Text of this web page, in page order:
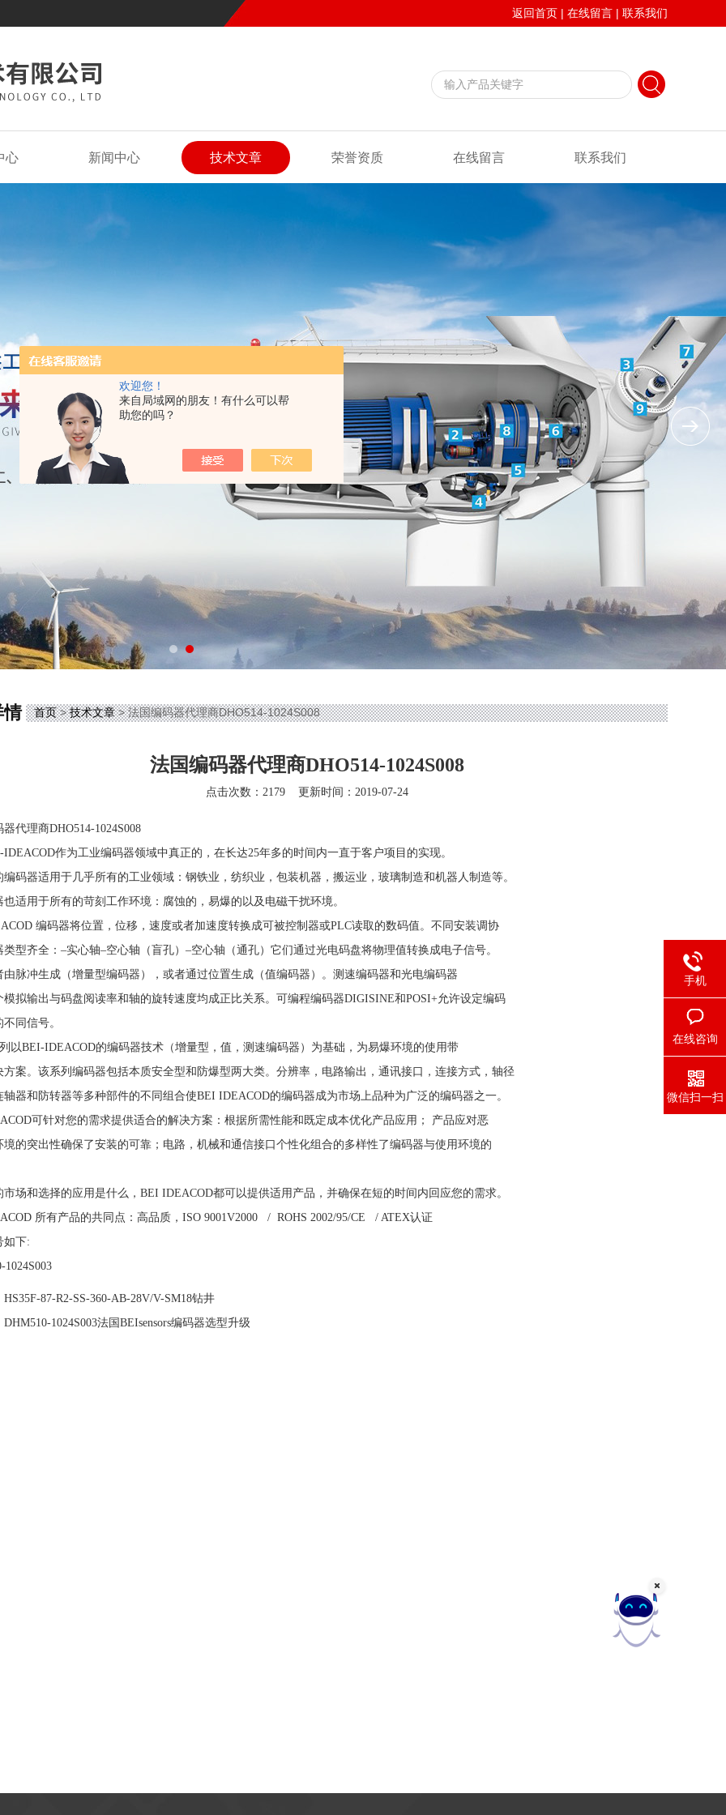
欢迎您！
来自局域网的朋友！有什么可以帮
助您的吗？
返回首页 | 在线留言 | 联系我们
心 新闻中心 技术文章 荣誉资质 在线留言 联系我们
情 首页>技术文章> 法国编码器代理商DHO514-1024S008
法国编码器代理商DHO514-1024S008
点击次数：2179 更新时间：2019-07-24
代理商DHO514-1024S008
IDEACOD作为工业编码器领域中真正的，在长达25年多的时间内一直于客户项目的实现。
编码器适用于几乎所有的工业领域：钢铁业，纺织业，包装机器，搬运业，玻璃制造和机器人制造等。
也适用于所有的苛刻工作环境：腐蚀的，易爆的以及电磁干扰环境。
编码器将位置，位移，速度或者加速度转换成可被控制器或PLC读取的数码值。不同安装调协
类型齐全：–实心轴–空心轴（盲孔）–空心轴（通孔）它们通过光电码盘将物理值转换成电子信号。
由脉冲生成（增量型编码器），或者通过位置生成（值编码器）。测速编码器和光电编码器
模拟输出与码盘阅读率和轴的旋转速度均成正比关系。可编程编码器DIGISINE和POSI+允许设定编码
同信号。
以BEI-IDEACOD的编码器技术（增量型，值，测速编码器）为基础，为易爆环境的使用带
方案。该系列编码器包括本质安全型和防爆型两大类。分辨率，电路输出，通讯接口，连接方式，轴径
轴器和防转器等多种部件的不同组合使BEI IDEACOD的编码器成为市场上品种为广泛的编码器之一。
可针对您的需求提供适合的解决方案：根据所需性能和既定成本优化产品应用； 产品应对恶
境的突出性确保了安装的可靠；电路，机械和通信接口个性化组合的多样性了编码器与使用环境的
市场和选择的应用是什么，BEI IDEACOD都可以提供适用产品，并确保在短的时间内回应您的需求。
所有产品的共同点：高品质，ISO 9001V2000 / ROHS 2002/95/CE / ATEX认证
如下:
1024S003
HS35F-87-R2-SS-360-AB-28V/V-SM18钻井
DHM510-1024S003法国BEIsensors编码器选型升级
手机
在线咨询
微信扫一扫